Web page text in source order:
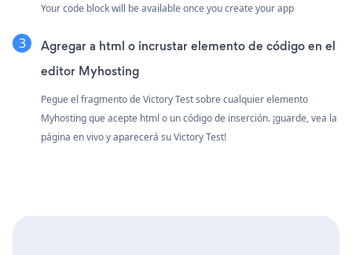
Your code block will be available once you create your app
Agregar a html o incrustar elemento de código en el
editor Myhosting
Pegue el fragmento de Victory Test sobre cualquier elemento
Myhosting que acepte html o un código de inserción. ¡guarde, vea la
página en vivo y aparecerá su Victory Test!